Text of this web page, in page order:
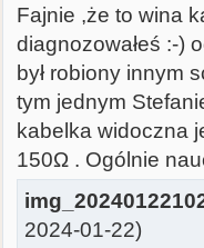
Fajnie ,że to wina
diagnozowałeś :-)
był robiony innym
tym jednym
kabelka widoczna
150Ω . Ogólnie
2024-01-22)